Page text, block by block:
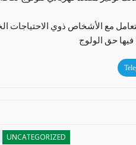
مع الأشخاص ذوي الاحتياجات
حق الولوج
UNCATEGORIZED